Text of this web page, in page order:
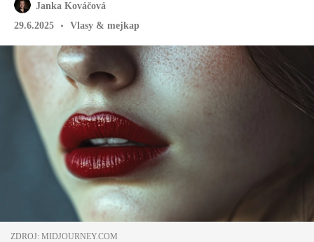
Janka Kováčová
29.6.2025
Vlasy & mejkap
ZDROJ: MIDJOURNEY.COM